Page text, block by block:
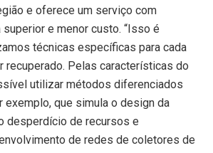
e oferece um serviço com
e menor custo. “Isso é
técnicas específicas para cada
recuperado. Pelas características do
utilizar métodos diferenciados
exemplo, que simula o design da
desperdício de recursos e
de redes de coletores de